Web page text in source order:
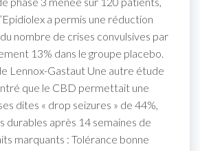
a permis une réduction
nombre de crises convulsives par
13% dans le groupe placebo.
Lennox-Gastaut Une autre étude
que le CBD permettait une
dites « drop seizures » de 44%,
durables après 14 semaines de
marquants : Tolérance bonne